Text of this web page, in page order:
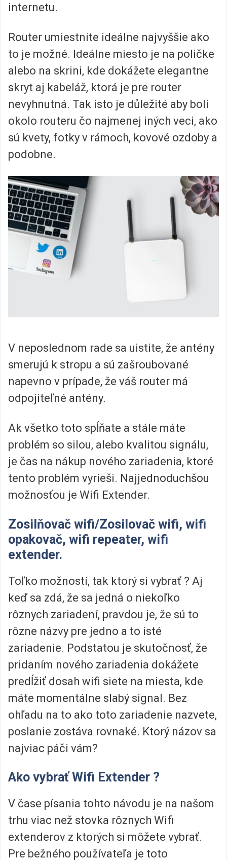
internetu.
Router umiestnite ideálne najvyššie ako
to je možné. Ideálne miesto je na poličke
alebo na skrini, kde dokážete elegantne
skryt aj kabeláž, ktorá je pre router
nevyhnutná. Tak isto je důležité aby boli
okolo routeru čo najmenej iných veci, ako
sú kvety, fotky v rámoch, kovové ozdoby a
podobne.
V neposlednom rade sa uistite, že antény
smerujú k stropu a sú zašroubované
napevno v prípade, že váš router má
odpojiteľné antény.
Ak všetko toto spĺňate a stále máte
problém so silou, alebo kvalitou signálu,
je čas na nákup nového zariadenia, ktoré
tento problém vyrieši. Najjednoduchšou
možnosťou je Wifi Extender.
Zosilňovač wifi/Zosilovač wifi, wifi
opakovač, wifi repeater, wifi
extender.
Toľko možností, tak ktorý si vybrať ? Aj
keď sa zdá, že sa jedná o niekoľko
rôznych zariadení, pravdou je, že sú to
rôzne názvy pre jedno a to isté
zariadenie. Podstatou je skutočnosť, že
pridaním nového zariadenia dokážete
predĺžiť dosah wifi siete na miesta, kde
máte momentálne slabý signal. Bez
ohľadu na to ako toto zariadenie nazvete,
poslanie zostáva rovnaké. Ktorý názov sa
najviac páči vám?
Ako vybrať Wifi Extender ?
V čase písania tohto návodu je na našom
trhu viac než stovka rôznych Wifi
extenderov z ktorých si môžete vybrať.
Pre bežného používateľa je toto